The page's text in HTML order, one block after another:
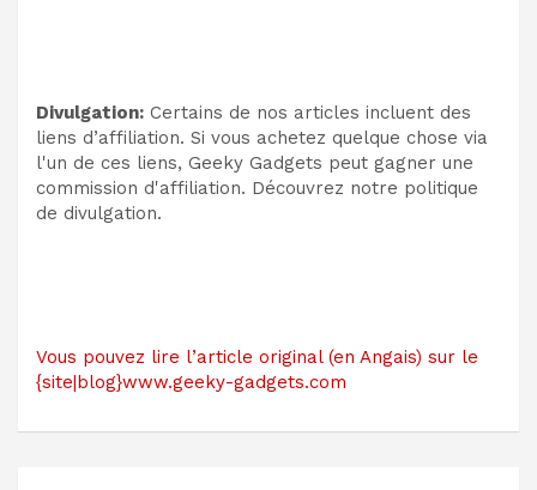
Divulgation: Certains de nos articles incluent des
liens d’affiliation. Si vous achetez quelque chose via
l'un de ces liens, Geeky Gadgets peut gagner une
commission d'affiliation. Découvrez notre politique
de divulgation.
Vous pouvez lire l’article original (en Angais) sur le
{site|blog}www.geeky-gadgets.com